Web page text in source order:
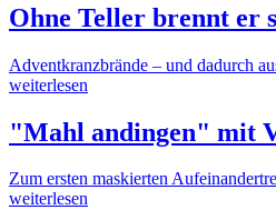
Ohne Teller brennt er
Adventkranzbrände – und dadurch
weiterlesen
"Mahl andingen" mit
Zum ersten maskierten
weiterlesen